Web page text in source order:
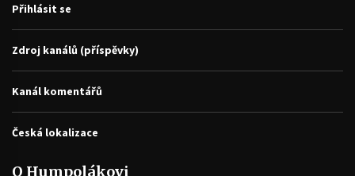
Přihlásit se
Zdroj kanálů (příspěvky)
Kanál komentářů
Česká lokalizace
O Humpolákovi